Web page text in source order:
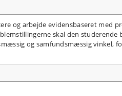
og arbejde evidensbaseret med
skal den studerende
og samfundsmæssig vinkel,